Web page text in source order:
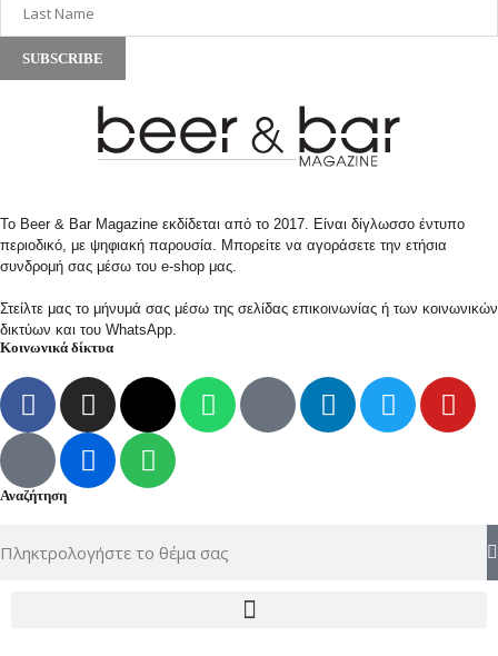
SUBSCRIBE
Το Beer & Bar Magazine εκδίδεται από το 2017. Είναι δίγλωσσο έντυπο
περιοδικό, με ψηφιακή παρουσία. Μπορείτε να αγοράσετε την ετήσια
συνδρομή σας μέσω του e-shop μας.
Στείλτε μας το μήνυμά σας μέσω της σελίδας επικοινωνίας ή των κοινωνικών
δικτύων και του WhatsApp.
Κοινωνικά δίκτυα
Αναζήτηση